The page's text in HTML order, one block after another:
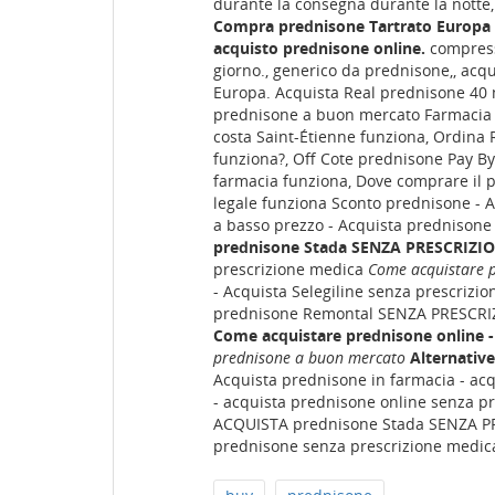
Compra prednisone Tartrato Europa
acquisto prednisone online.
giorno., generico da prednisone,,
Europa. Acquista Real prednisone
prednisone a buon mercato
costa Saint-Étienne funziona, Ordina
funziona?, Off Cote prednisone Pay
farmacia funziona, Dove comprare il
legale funziona Sconto prednisone -
a basso prezzo - Acquista
prednisone Stada SENZA
prescrizione medica Come acquistare
- Acquista Selegiline senza
prednisone Remontal SENZA
Come acquistare prednisone online
prednisone a buon mercato
Acquista prednisone in farmacia -
- acquista prednisone online senza
ACQUISTA prednisone Stada SENZA
prednisone senza prescrizione